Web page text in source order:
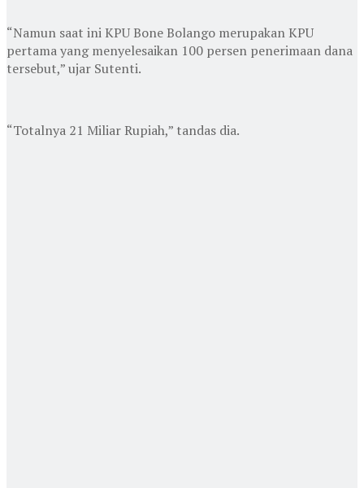
“Namun saat ini KPU Bone Bolango merupakan KPU
pertama yang menyelesaikan 100 persen penerimaan dana
tersebut,” ujar Sutenti.
“Totalnya 21 Miliar Rupiah,” tandas dia.